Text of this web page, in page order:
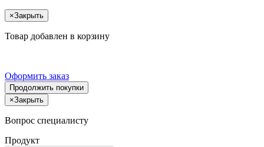
×Закрыть
Товар добавлен в корзину
Оформить заказ
Продолжить покупки
×Закрыть
Вопрос специалисту
Продукт